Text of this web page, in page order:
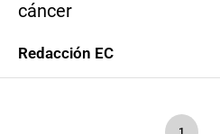
cáncer
Redacción EC